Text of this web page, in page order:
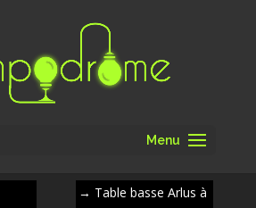
Menu
→ Table basse Arlus à